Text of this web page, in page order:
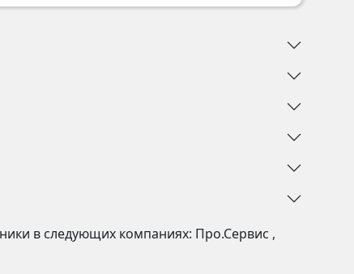
в следующих компаниях: Про.Сервис ,